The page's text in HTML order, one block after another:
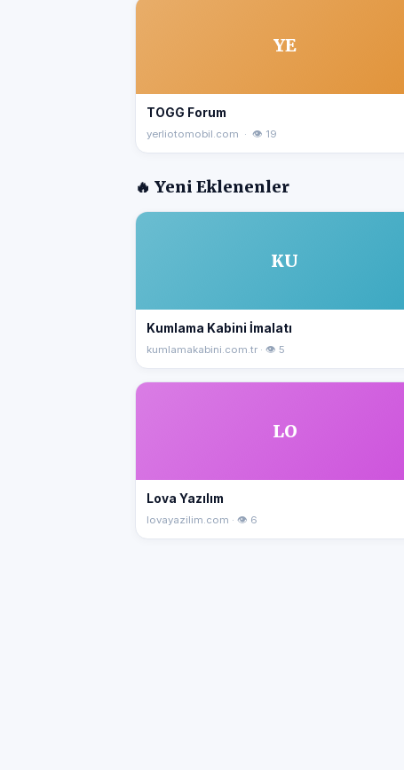
YE
TOGG Forum
yerliotomobil.com · 👁 19
🔥 Yeni Eklenenler
KU
Kumlama Kabini İmalatı
kumlamakabini.com.tr · 👁 5
LO
Lova Yazılım
lovayazilim.com · 👁 6